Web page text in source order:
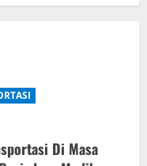
Di Masa